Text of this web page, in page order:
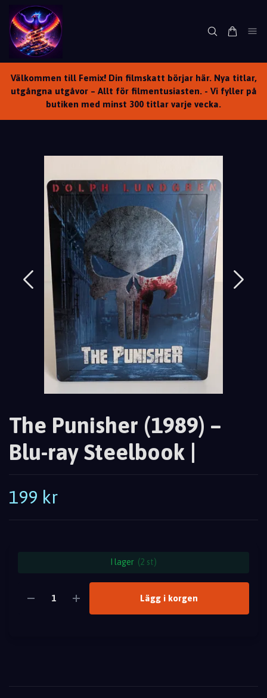
Välkommen till Femix! Din filmskatt börjar här. Nya titlar,
utgångna utgåvor – Allt för filmentusiasten. - Vi fyller på
butiken med minst 300 titlar varje vecka.
The Punisher (1989) –
Blu-ray Steelbook |
199 kr
I lager (2 st)
Lägg i korgen